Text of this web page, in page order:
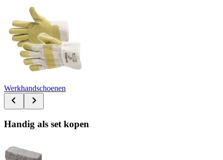
Werkhandschoenen
Handig als set kopen